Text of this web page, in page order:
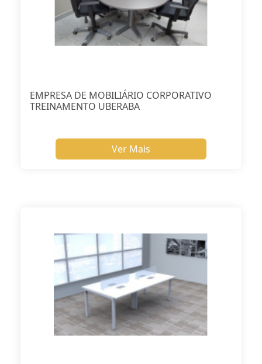
EMPRESA DE MOBILIÁRIO CORPORATIVO
TREINAMENTO UBERABA
Ver Mais